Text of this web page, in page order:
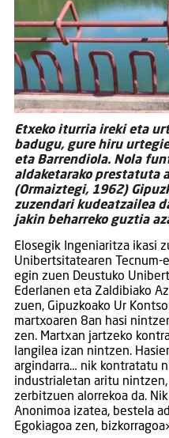
Etxeko iturria ireki eta
badugu, gure hiru
eta Barrendiola. Nola
aldaketarako prestatuta
(Ormaiztegi, 1962)
zuzendari kudeatzailea
jakin beharreko guztia
Elosegik Ingeniaritza ikasi
Unibertsitatearen Tecnum-
egin zuen Deustuko
Ederlanen eta Zaldibiako
zuen, Gipuzkoako Ur
martxoaren 8an hasi
zen. Martxan jartzeko
langilea izan nintzen.
argindarra… nik kontratatu
industrialetan aritu
zerbitzuen alorrekoa da.
Anonimoa izatea, bestela
Egokiagoa zen,